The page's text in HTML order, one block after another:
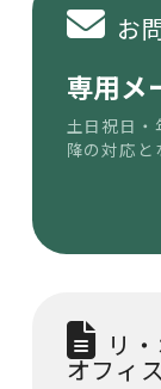
お
専用メ
土日祝日・
降の対応と
リ
オフィ